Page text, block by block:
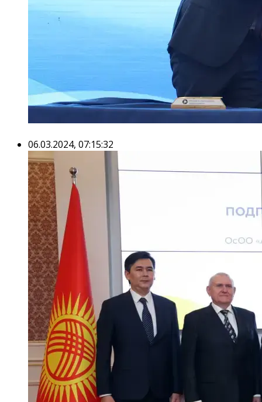
06.03.2024, 07:15:32